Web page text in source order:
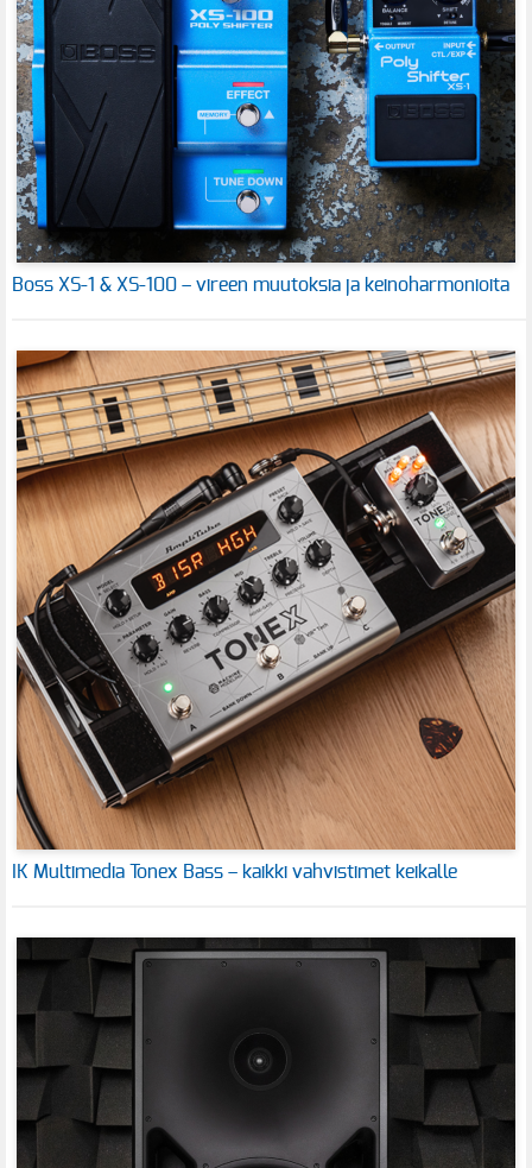
Boss XS-1 & XS-100 – vireen muutoksia ja keinoharmonioita
IK Multimedia Tonex Bass – kaikki vahvistimet keikalle